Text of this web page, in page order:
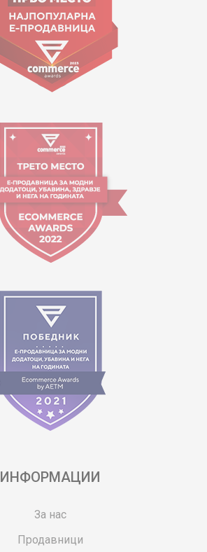
Работно време:
09:00 до 17:00
ИНФОРМАЦИИ
За нас
Продавници